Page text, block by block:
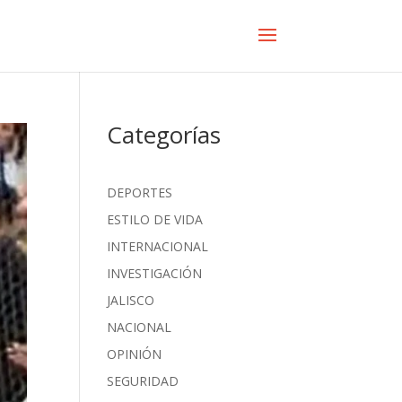
Categorías
DEPORTES
ESTILO DE VIDA
INTERNACIONAL
INVESTIGACIÓN
JALISCO
NACIONAL
OPINIÓN
SEGURIDAD